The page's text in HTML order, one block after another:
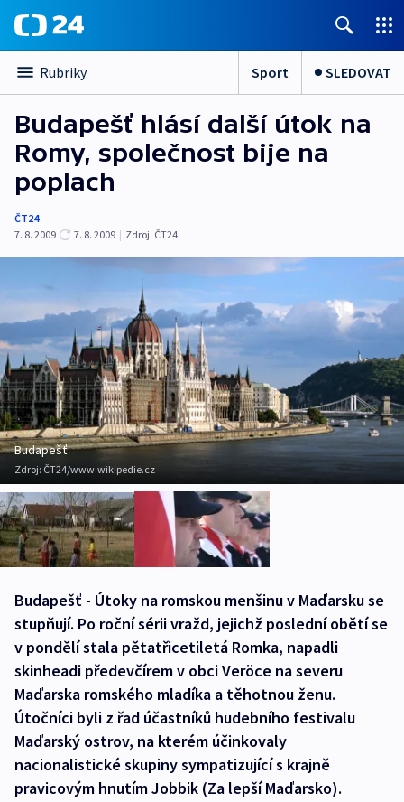
Rubriky Sport SLEDOVAT
Budapešť hlásí další útok na
Romy, společnost bije na
poplach
ČT24
7. 8. 2009
7. 8. 2009 | Zdroj: ČT24
Budapešť
Zdroj: ČT24/www.wikipedie.cz
Budapešť - Útoky na romskou menšinu v Maďarsku se
stupňují. Po roční sérii vražd, jejichž poslední obětí se
v pondělí stala pětatřicetiletá Romka, napadli
skinheadi předevčírem v obci Veröce na severu
Maďarska romského mladíka a těhotnou ženu.
Útočníci byli z řad účastníků hudebního festivalu
Maďarský ostrov, na kterém účinkovaly
nacionalistické skupiny sympatizující s krajně
pravicovým hnutím Jobbik (Za lepší Maďarsko).